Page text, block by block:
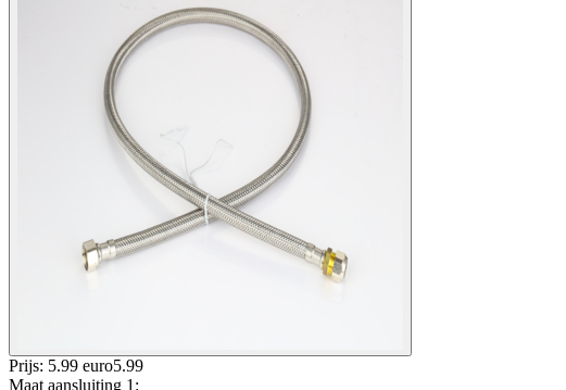
Prijs: 5.99 euro5.99
Maat aansluiting 1 :